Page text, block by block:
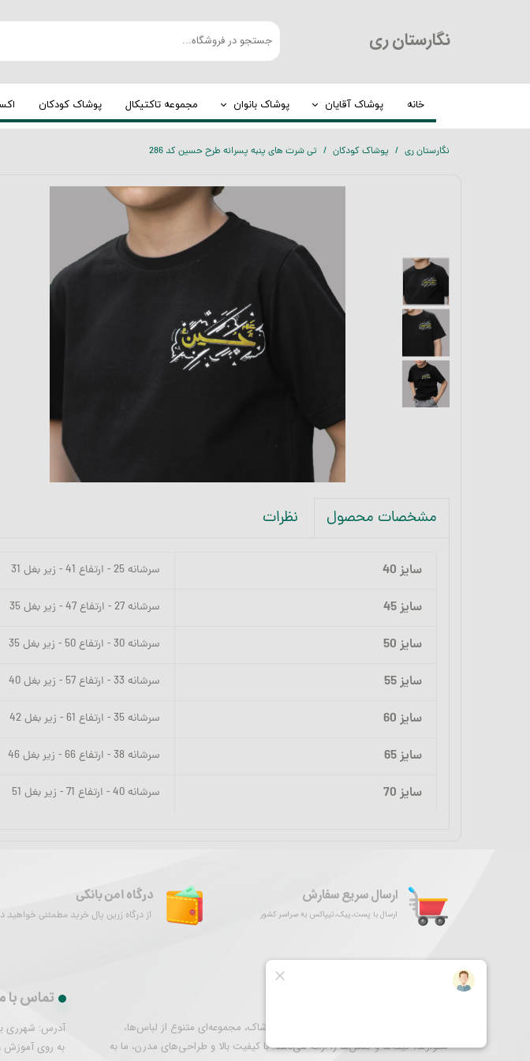
​نگارستان ری
خانه پوشاک آقایان پوشاک بانوان
مانتو
مجموعه تاکتیکال پوشاک کودکان
نگارستان ری پوشاک کودکان تی شرت های پنبه پسرانه طرح حسین کد 286
مشخصات محصول نظرات
سایز 40 سرشانه 25 - ارتفاع 41 - زیر بغل 31
سایز 45 سرشانه 27 - ارتفاع 47 - زیر بغل 35
سایز 50 سرشانه 30 - ارتفاع 50 - زیر بغل 35
سایز 55 سرشانه 33 - ارتفاع 57 - زیر بغل 40
سایز 60 سرشانه 35 - ارتفاع 61 - زیر بغل 42
سایز 65 سرشانه 38 - ارتفاع 66 - زیر بغل 46
سایز 70 سرشانه 40 - ارتفاع 71 - زیر بغل 51
ارسال سریع سفارش
ارسال با پست،پیک،تیپاکس به سراسر کشور
درگاه امن بانکی
از درگاه زرین پال خرید مطمئنی
نگارستان ری به عنوان مقصدی برای خرید پوشاک، مجموعه‌ای متنوع از لباس‌ها،
شلوارها، کیف‌ها و کفش‌ها را ارائه می‌دهد. با کیفیت بالا و طراحی‌های مدرن، ما به
تماس با
آدرس: شهرری
به روی آموزش و